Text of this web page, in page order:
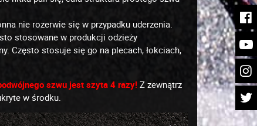
nie rozerwie się w przypadku uderzenia.
stosowane w produkcji odzieży
Często stosuje się go na plecach, łokciach,
szwu jest szyta 4 razy! Z zewnątrz
w środku.